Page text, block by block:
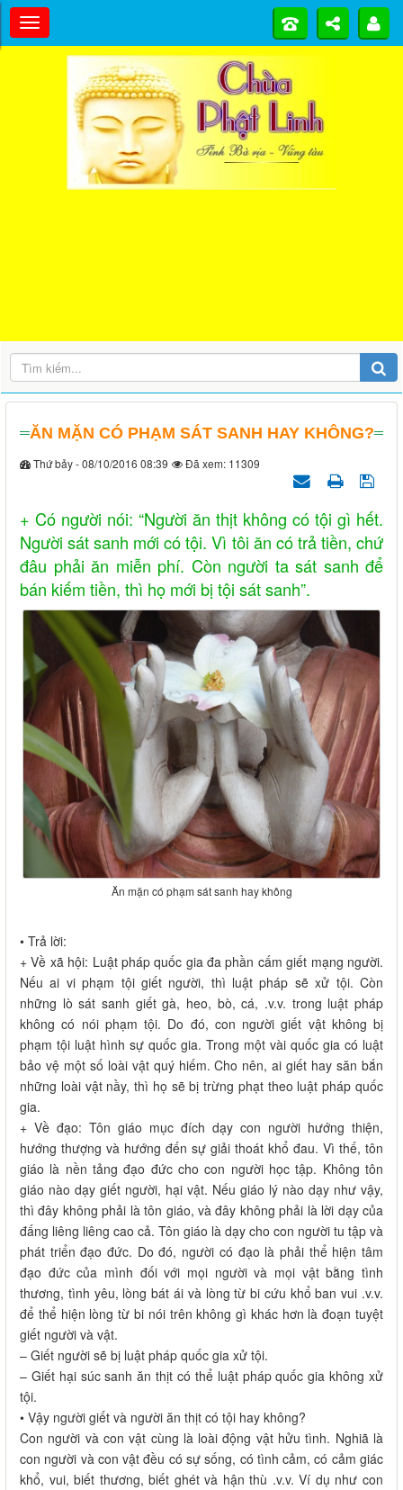
ĂN MẶN CÓ PHẠM SÁT SANH HAY KHÔNG?
Thứ bảy - 08/10/2016 08:39 Đã xem: 11309
+ Có người nói: “Người ăn thịt không có tội gì hết.
Người sát sanh mới có tội. Vì tôi ăn có trả tiền, chứ
đâu phải ăn miễn phí. Còn người ta sát sanh để
bán kiếm tiền, thì họ mới bị tội sát sanh”.
Ăn mặn có phạm sát sanh hay không
• Trả lời:
+ Về xã hội: Luật pháp quốc gia đa phần cấm giết mạng người.
Nếu ai vi phạm tội giết người, thì luật pháp sẽ xử tội. Còn
những lò sát sanh giết gà, heo, bò, cá, .v.v. trong luật pháp
không có nói phạm tội. Do đó, con người giết vật không bị
phạm tội luật hình sự quốc gia. Trong một vài quốc gia có luật
bảo vệ một số loài vật quý hiếm. Cho nên, ai giết hay săn bắn
những loài vật nầy, thì họ sẽ bị trừng phạt theo luật pháp quốc
gia.
+ Về đạo: Tôn giáo mục đích dạy con người hướng thiện,
hướng thượng và hướng đến sự giải thoát khổ đau. Vì thế, tôn
giáo là nền tảng đạo đức cho con người học tập. Không tôn
giáo nào dạy giết người, hại vật. Nếu giáo lý nào dạy như vậy,
thì đây không phải là tôn giáo, và đây không phải là lời dạy của
đấng liêng liêng cao cả. Tôn giáo là dạy cho con người tu tập và
phát triển đạo đức. Do đó, người có đạo là phải thể hiện tâm
đạo đức của mình đối với mọi người và mọi vật bằng tình
thương, tình yêu, lòng bát ái và lòng từ bi cứu khổ ban vui .v.v.
để thể hiện lòng từ bi nói trên không gì khác hơn là đoạn tuyệt
giết người và vật.
– Giết người sẽ bị luật pháp quốc gia xử tội.
– Giết hại súc sanh ăn thịt có thể luật pháp quốc gia không xử
tội.
• Vậy người giết và người ăn thịt có tội hay không?
Con người và con vật cùng là loài động vật hửu tình. Nghiã là
con người và con vật đều có sự sống, có tình cảm, có cảm giác
khổ, vui, biết thương, biết ghét và hận thù .v.v. Ví dụ như con